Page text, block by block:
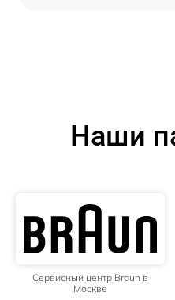
Наши
Сервисный центр Braun в
Москве